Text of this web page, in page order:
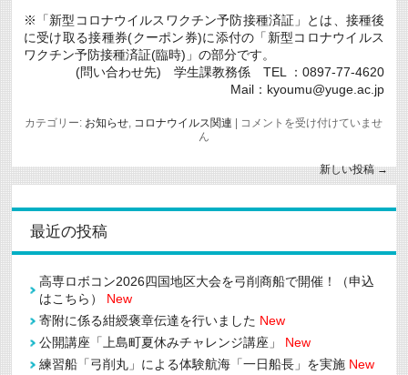
※「新型コロナウイルスワクチン予防接種済証」とは、接種後
に受け取る接種券(クーポン券)に添付の「新型コロナウイルス
ワクチン予防接種済証(臨時)」の部分です。
(問い合わせ先) 学生課教務係 TEL ：0897-77-4620
Mail：kyoumu@yuge.ac.jp
カテゴリー: お知らせ, コロナウイルス関連
後
開
帰
寮
際
の
提
物
コメントを受け付けていませ
ん
新しい投稿→
最近の投稿
高専ロボコン2026四国地区大会を弓削商船で開催！（申込
はこちら） New
寄附に係る紺綬褒章伝達を行いました New
公開講座「上島町夏休みチャレンジ講座」
New
練習船「弓削丸」による体験航海「一日船長」を実施 New